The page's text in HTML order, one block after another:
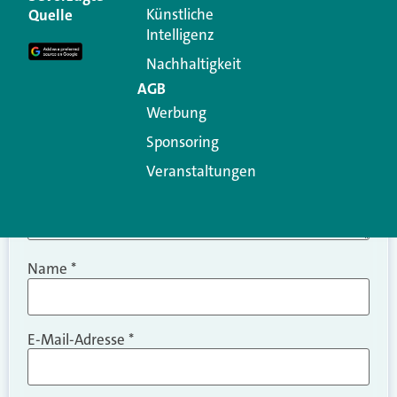
Erforderliche Felder sind mit
Kommentar
Name *
E-Mail-Adresse *
Quelle
Künstliche
Intelligenz
Nachhaltigkeit
AGB
Werbung
Sponsoring
Veranstaltungen